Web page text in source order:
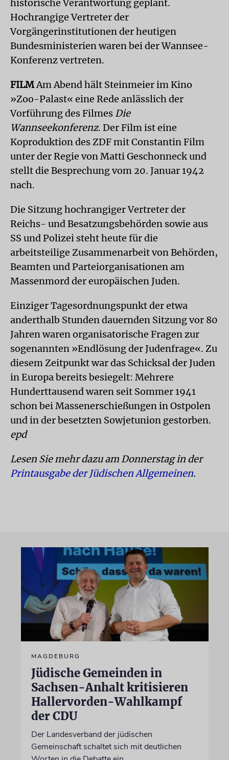
historische Verantwortung geplant.
Hochrangige Vertreter der
Vorgängerinstitutionen der heutigen
Bundesministerien waren bei der Wannsee-
Konferenz vertreten.
FILMAm Abend hält Steinmeier im Kino
»Zoo-Palast« eine Rede anlässlich der
Vorführung des Filmes Die
Wannseekonferenz. Der Film ist eine
Koproduktion des ZDF mit Constantin Film
unter der Regie von Matti Geschonneck und
stellt die Besprechung vom 20. Januar 1942
nach.
Die Sitzung hochrangiger Vertreter der
Reichs- und Besatzungsbehörden sowie aus
SS und Polizei steht heute für die
arbeitsteilige Zusammenarbeit von Behörden,
Beamten und Parteiorganisationen am
Massenmord der europäischen Juden.
Einziger Tagesordnungspunkt der etwa
anderthalb Stunden dauernden Sitzung vor 80
Jahren waren organisatorische Fragen zur
sogenannten »Endlösung der Judenfrage«. Zu
diesem Zeitpunkt war das Schicksal der Juden
in Europa bereits besiegelt: Mehrere
Hunderttausend waren seit Sommer 1941
schon bei Massenerschießungen in Ostpolen
und in der besetzten Sowjetunion gestorben.
epd
Lesen Sie mehr dazu am Donnerstag in der
Printausgabe der Jüdischen Allgemeinen.
MAGDEBURG
Jüdische Gemeinden in
Sachsen-Anhalt kritisieren
Hallervorden-Wahlkampf
der CDU
Der Landesverband der jüdischen
Gemeinschaft schaltet sich mit deutlichen